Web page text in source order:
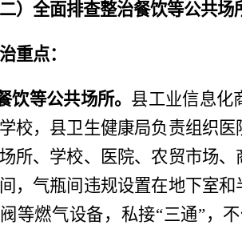
二）全面排查整治餐饮等公共
重点：
饮等公共场所。 县工业信息化
校，县卫生健康局负责组织
所、学校、医院、农贸市场
，气瓶间违规设置在地下室
等燃气设备，私接“三通”，